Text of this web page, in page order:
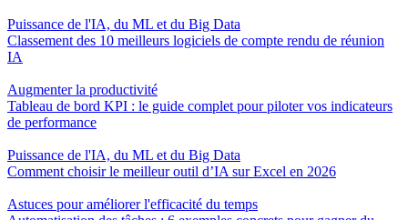
Puissance de l'IA, du ML et du Big Data
Classement des 10 meilleurs logiciels de compte rendu de réunion
IA
Augmenter la productivité
Tableau de bord KPI : le guide complet pour piloter vos indicateurs
de performance
Puissance de l'IA, du ML et du Big Data
Comment choisir le meilleur outil d’IA sur Excel en 2026
Astuces pour améliorer l'efficacité du temps